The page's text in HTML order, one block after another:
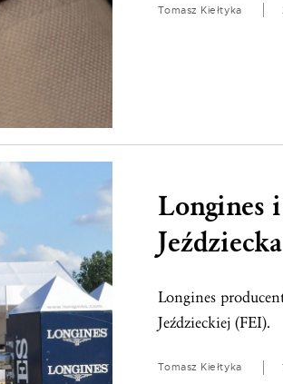
Tomasz Kiełtyka
Longines
Longines
Jeździeckiej (FEI).
Tomasz Kiełtyka